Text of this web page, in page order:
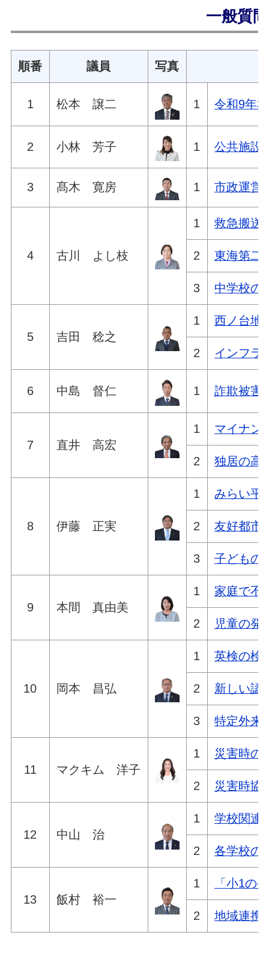
一般質
順番 議員 写真
1 松本 譲二 1 令和9年3
2 小林 芳子 1 公共施設
3 髙木 寛房 1 市政運営
4 古川 よし枝
1 救急搬送
2 東海第二
3 中学校の
5 吉田 稔之
1 西ノ台地
2 インフラ
6 中島 督仁 1 詐欺被害
7 直井 高宏
1 マイナン
2 独居の高
8 伊藤 正実
1 みらい平
2 友好都市
3 子どもの
9 本間 真由美
1 家庭で不
2 児童の発
10 岡本 昌弘
1 英検の検
2 新しい認
3 特定外来
11 マクキム 洋子
1 災害時の
2 災害時協
12 中山 治
1 学校関連
2 各学校の
13 飯村 裕一
1 「小1の
2 地域連携